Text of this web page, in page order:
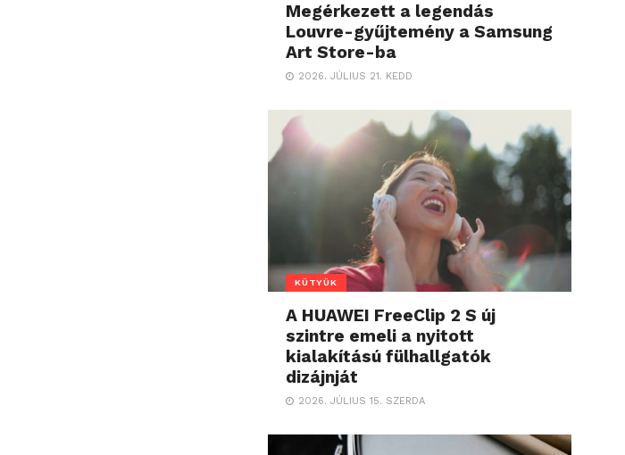
Megérkezett a legendás
Louvre-gyűjtemény a Samsung
Art Store-ba
2026. JÚLIUS 21. KEDD
KÜTYÜK
A HUAWEI FreeClip 2 S új
szintre emeli a nyitott
kialakítású fülhallgatók
dizájnját
2026. JÚLIUS 15. SZERDA